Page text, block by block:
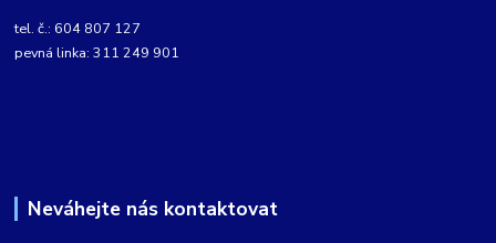
tel. č.: 604 807 127
pevná linka: 311 249 901
Neváhejte nás kontaktovat